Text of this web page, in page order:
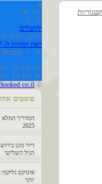
קטגוריות
6
H: 15°
L: 7°
ירושלים
רביעי, 07 מרץ
ראה תחזית ל- 7 ימים
ה'
ו' שבת א'
15°
19°
21°
8°
10°
14°
15°
©
פוסטים
המדריך המלא
2025
דיור מוגן
הגיל השלישי
אינדקס
יותר